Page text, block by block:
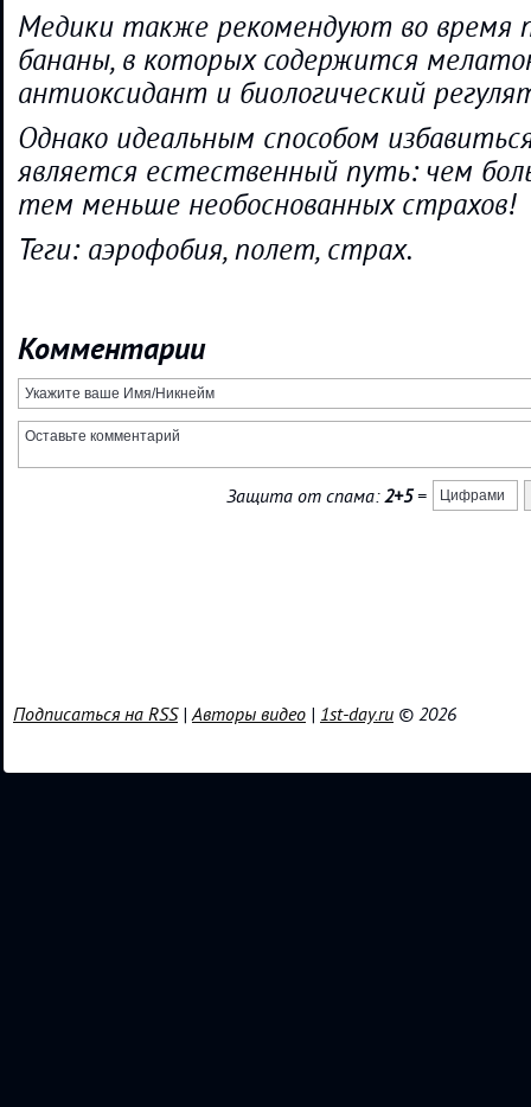
Медики также рекомендуют во время
бананы, в которых содержится
антиоксидант и биологический
Однако идеальным способом
является естественный путь: чем
тем меньше необоснованных страхов!
Теги: аэрофобия, полет, страх.
Комментарии
Защита от спама:2+5=
Подписаться на RSS|Авторы видео | 1st-day.ru © 2026